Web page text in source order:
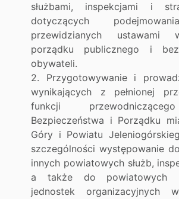
służbami, inspekcjami i
dotyczących
przewidzianych ustawami
porządku publicznego i
obywateli.
2. Przygotowywanie i
wynikających z pełnionej
funkcji
Bezpieczeństwa i Porządku
Góry i Powiatu
szczególności występowanie
innych powiatowych służb,
a także do powiatowych
jednostek organizacyjnych